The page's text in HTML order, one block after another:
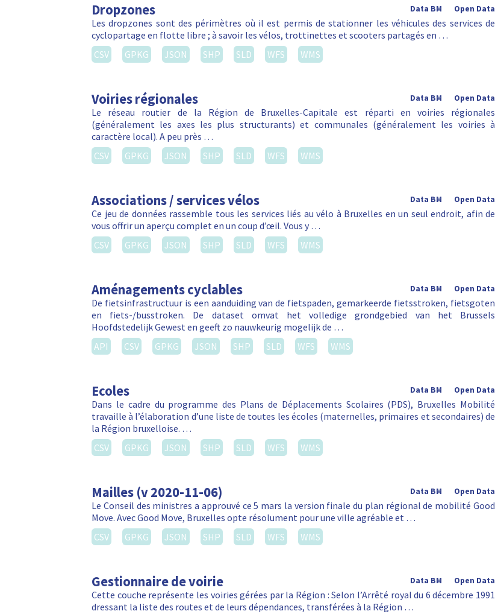
Dropzones Open Data
Data BM
Les dropzones sont des périmètres où il est permis de stationner les véhicules des services de
cyclopartage en flotte libre ; à savoir les vélos, trottinettes et scooters partagés en …
CSV
GPKG JSON SHP SLD WFS WMS
Voiries régionales Open Data
Data BM
Le réseau routier de la Région de Bruxelles-Capitale est réparti en voiries régionales
(généralement les axes les plus structurants) et communales (généralement les voiries à
caractère local). A peu près …
CSV
GPKG JSON SHP SLD WFS WMS
Associations / services vélos Open Data
Data BM
Ce jeu de données rassemble tous les services liés au vélo à Bruxelles en un seul endroit, afin de
vous offrir un aperçu complet en un coup d’œil. Vous y …
CSV
GPKG JSON SHP SLD WFS WMS
Aménagements cyclables Open Data
Data BM
De fietsinfrastructuur is een aanduiding van de fietspaden, gemarkeerde fietsstroken, fietsgoten
en fiets-/busstroken. De dataset omvat het volledige grondgebied van het Brussels
Hoofdstedelijk Gewest en geeft zo nauwkeurig mogelijk de …
API
CSV GPKG JSON SHP SLD WFS WMS
Ecoles Open Data
Data BM
Dans le cadre du programme des Plans de Déplacements Scolaires (PDS), Bruxelles Mobilité
travaille à l’élaboration d’une liste de toutes les écoles (maternelles, primaires et secondaires) de
la Région bruxelloise. …
CSV
GPKG JSON SHP SLD WFS WMS
Mailles (v 2020-11-06) Open Data
Data BM
Le Conseil des ministres a approuvé ce 5 mars la version finale du plan régional de mobilité Good
Move. Avec Good Move, Bruxelles opte résolument pour une ville agréable et …
CSV
GPKG JSON SHP SLD WFS WMS
Gestionnaire de voirie Open Data
Data BM
Cette couche représente les voiries gérées par la Région : Selon l’Arrêté royal du 6 décembre 1991
dressant la liste des routes et de leurs dépendances, transférées à la Région …